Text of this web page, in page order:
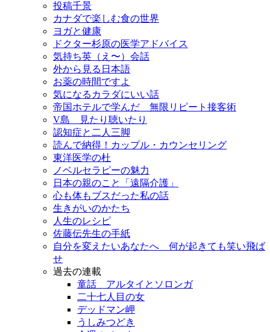
投稿千景
カナダで楽しむ食の世界
ヨガと健康
ドクター杉原の医学アドバイス
気持ち英（え〜）会話
外から見る日本語
お薬の時間ですよ
気になるカラダにいい話
帝国ホテルで学んだ 無限リピート接客術
V島 見たり聴いたり
認知症と二人三脚
読んで納得！カップル・カウンセリング
東洋医学の杜
ノベルセラピーの魅力
日本の親のこと「遠隔介護」
心も体もブスだった私の話
生きがいのかたち
人生のレシピ
佐藤伝先生の手紙
自分を変えたいあなたへ 何が起きても笑い飛ば
せ
過去の連載
童話 アルタイとソロンガ
二十七人目の女
デッドマン岬
うしみつどき